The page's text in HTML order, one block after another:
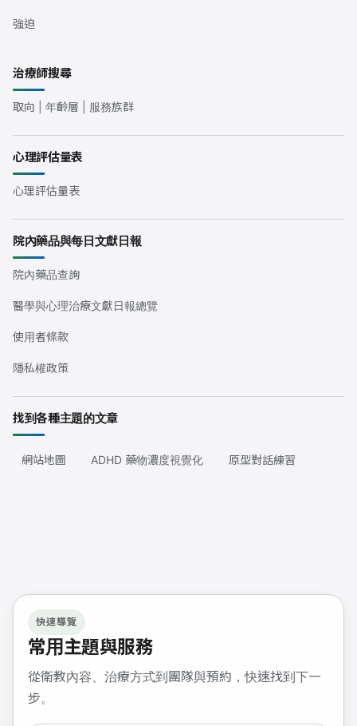
強迫
治療師搜尋
取向 | 年齡層 | 服務族群
心理評估量表
心理評估量表
院內藥品與每日文獻日報
院內藥品查詢
醫學與心理治療文獻日報總覽
使用者條款
隱私權政策
找到各種主題的文章
網站地圖 ADHD 藥物濃度視覺化 原型對話練習
快速導覽
常用主題與服務
從衛教內容、治療方式到團隊與預約，快速找到下一
步。